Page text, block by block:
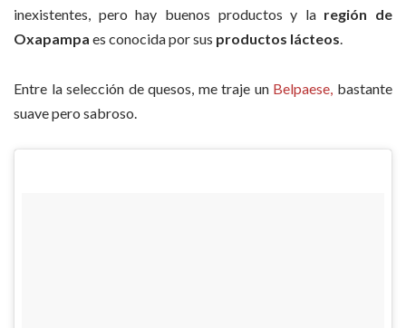
inexistentes, pero hay buenos productos y la región de
Oxapampa es conocida por sus productos lácteos.
Entre la selección de quesos, me traje un Belpaese, bastante
suave pero sabroso.